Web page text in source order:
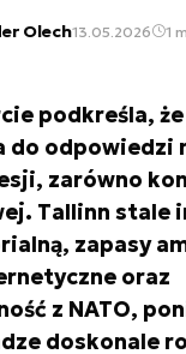
Olech13.05.2026 1
podkreśla,
do odpowiedzi
zarówno
Tallinn stale
zapasy
oraz
z NATO,
doskonale